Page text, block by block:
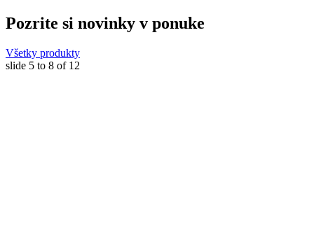
Pozrite si novinky v ponuke
Všetky produkty
slide 5 to 8 of 12